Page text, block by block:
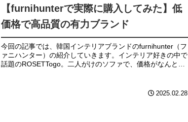
【furnihunterで実際に購入してみた】低
価格で高品質の有力ブランド
今回の記事では、韓国インテリアブランドのfurnihunter（フ
ァニハンター）の紹介していきます。インテリア好きの中で
話題のROSETTogo。二人がけのソファで、価格がなんと30
2025.02.28